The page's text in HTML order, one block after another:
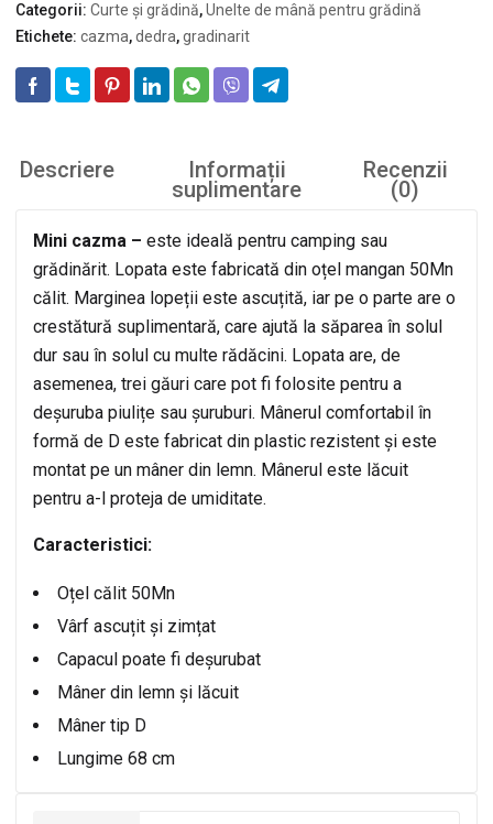
Categorii: Curte și grădină,Unelte de mână pentru grădină
Etichete: cazma,dedra,gradinarit
Descriere Informații
suplimentare
Recenzii
(0)
Mini cazma – este ideală pentru camping sau
grădinărit. Lopata este fabricată din oțel mangan 50Mn
călit. Marginea lopeții este ascuțită, iar pe o parte are o
crestătură suplimentară, care ajută la săparea în solul
dur sau în solul cu multe rădăcini. Lopata are, de
asemenea, trei găuri care pot fi folosite pentru a
deșuruba piulițe sau șuruburi. Mânerul comfortabil în
formă de D este fabricat din plastic rezistent și este
montat pe un mâner din lemn. Mânerul este lăcuit
pentru a-l proteja de umiditate.
Caracteristici:
Oțel călit 50Mn
Vârf ascuțit și zimțat
Capacul poate fi deșurubat
Mâner din lemn și lăcuit
Mâner tip D
Lungime 68 cm